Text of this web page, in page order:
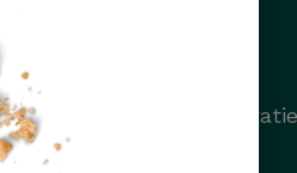
Wenkbrauwtransplantatie